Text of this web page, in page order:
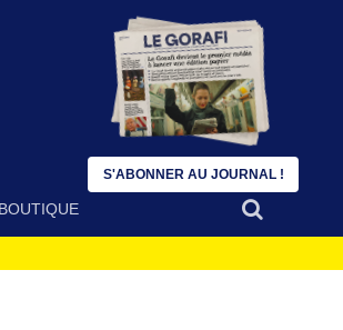
BOUTIQUE
S'ABONNER AU JOURNAL !